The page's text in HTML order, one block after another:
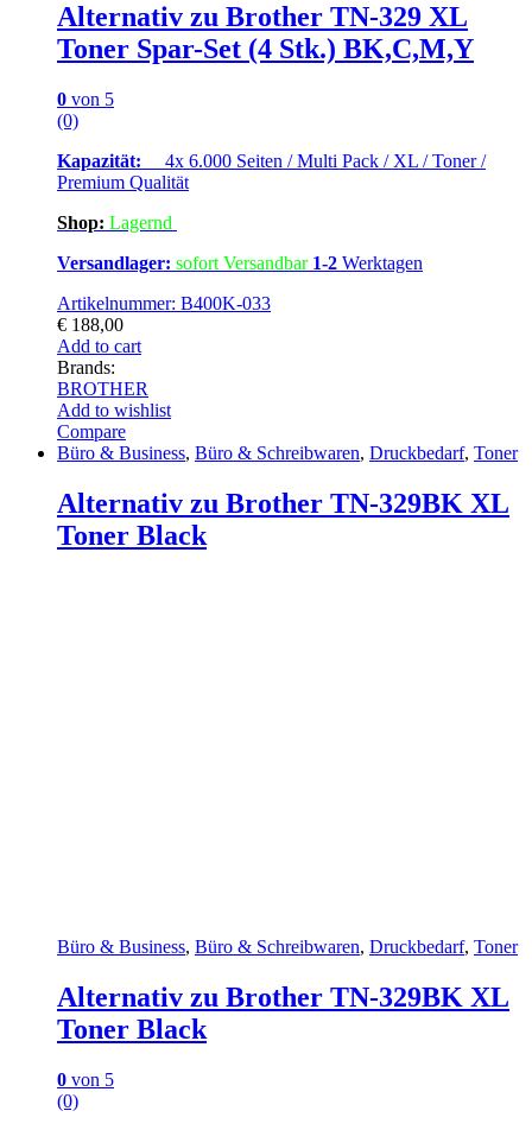
Alternativ zu Brother TN-329 XL
Toner Spar-Set (4 Stk.) BK,C,M,Y
0 von 5
(0)
Kapazität: 4x 6.000 Seiten / Multi Pack / XL / Toner /
Premium Qualität
Shop: Lagernd
Versandlager: sofort Versandbar 1-2 Werktagen
Artikelnummer: B400K-033
€ 188,00
Add to cart
Brands:
BROTHER
Add to wishlist
Compare
Büro & Business, Büro & Schreibwaren, Druckbedarf, Toner
Alternativ zu Brother TN-329BK XL
Toner Black
Büro & Business, Büro & Schreibwaren, Druckbedarf, Toner
Alternativ zu Brother TN-329BK XL
Toner Black
0 von 5
(0)